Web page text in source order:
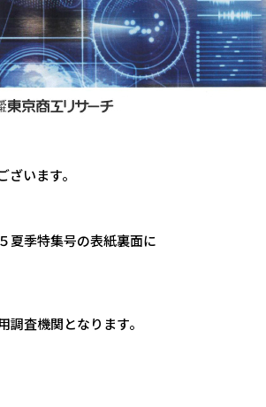
います。
夏季特集号の表紙裏面に
査機関となります。